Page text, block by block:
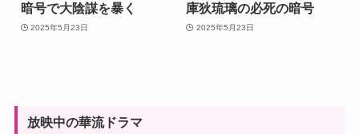
暗号で大陰謀を暴く
2025年5月23日
庫狄琉璃の必死の暗号
2025年5月23日
放映中の華流ドラマ